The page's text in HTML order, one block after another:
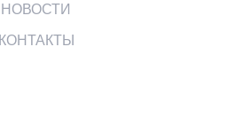
НОВОСТИ
КОНТАКТЫ